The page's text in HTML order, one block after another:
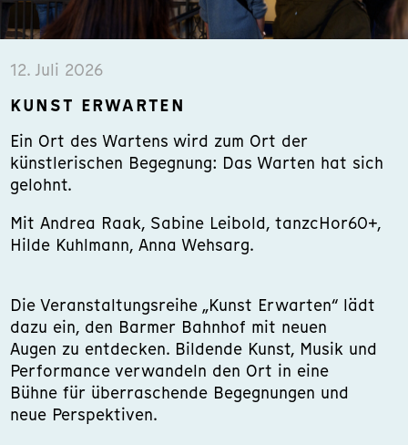
12. Juli 2026
KUNST ERWARTEN
Ein Ort des Wartens wird zum Ort der
künstlerischen Begegnung: Das Warten hat sich
gelohnt.
Mit Andrea Raak, Sabine Leibold, tanzcHor60+,
Hilde Kuhlmann, Anna Wehsarg.
Die Veranstaltungsreihe „Kunst Erwarten“ lädt
dazu ein, den Barmer Bahnhof mit neuen
Augen zu entdecken. Bildende Kunst, Musik und
Performance verwandeln den Ort in eine
Bühne für überraschende Begegnungen und
neue Perspektiven.